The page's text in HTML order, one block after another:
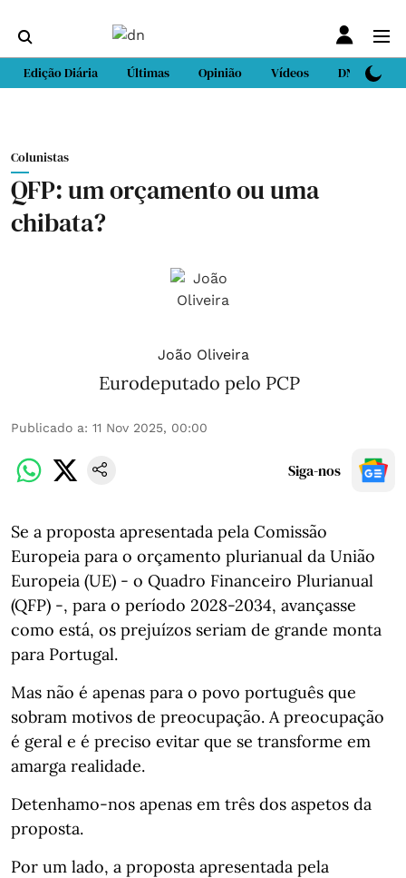
Edição Diária Últimas Opinião Vídeos DN Sport
Colunistas
QFP: um orçamento ou uma
chibata?
João Oliveira
Eurodeputado pelo PCP
Publicado a: 11 Nov 2025, 00:00
Siga-nos
Se a proposta apresentada pela Comissão
Europeia para o orçamento plurianual da União
Europeia (UE) - o Quadro Financeiro Plurianual
(QFP) -, para o período 2028-2034, avançasse
como está, os prejuízos seriam de grande monta
para Portugal.
Mas não é apenas para o povo português que
sobram motivos de preocupação. A preocupação
é geral e é preciso evitar que se transforme em
amarga realidade.
Detenhamo-nos apenas em três dos aspetos da
proposta.
Por um lado, a proposta apresentada pela